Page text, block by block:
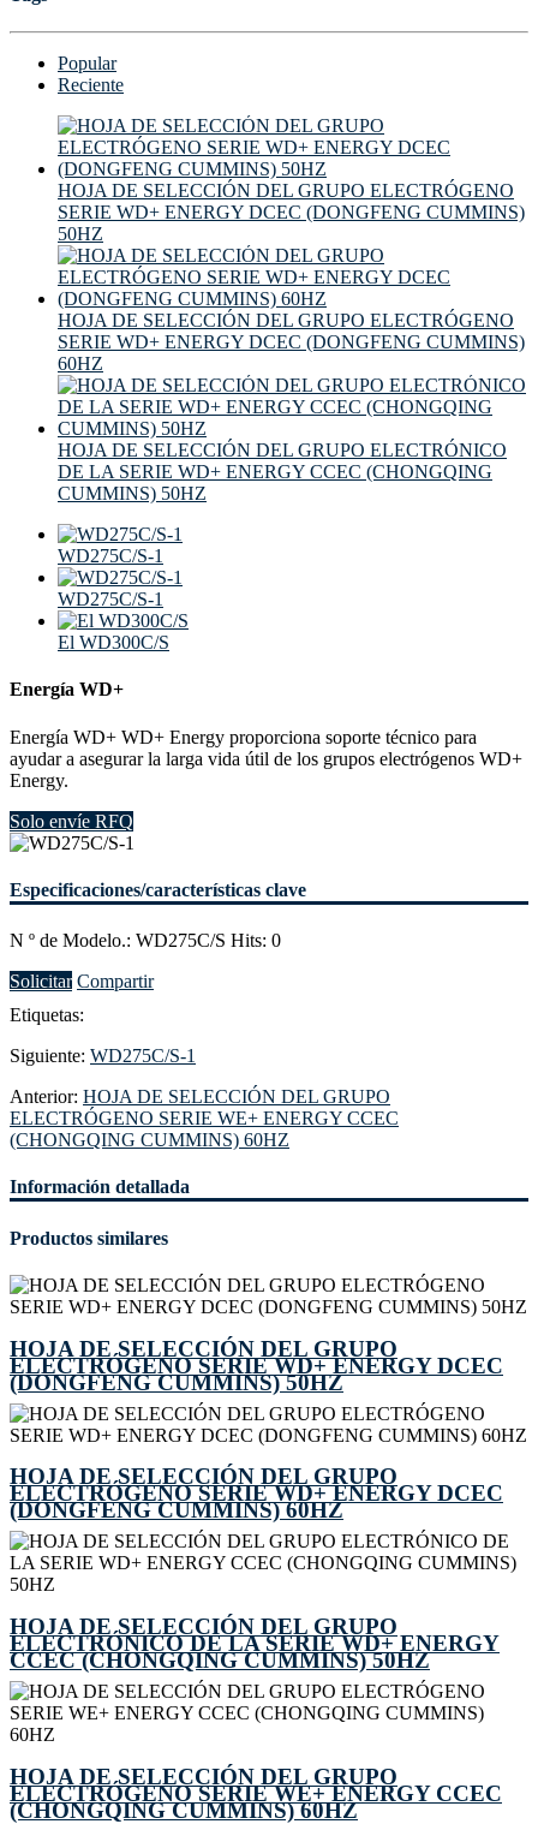
Popular
Reciente
HOJA DE SELECCIÓN DEL GRUPO ELECTRÓGENO
SERIE WD+ ENERGY DCEC (DONGFENG CUMMINS)
50HZ
HOJA DE SELECCIÓN DEL GRUPO ELECTRÓGENO
SERIE WD+ ENERGY DCEC (DONGFENG CUMMINS)
60HZ
HOJA DE SELECCIÓN DEL GRUPO ELECTRÓNICO
DE LA SERIE WD+ ENERGY CCEC (CHONGQING
CUMMINS) 50HZ
WD275C/S-1
WD275C/S-1
El WD300C/S
Energía WD+
Energía WD+ WD+ Energy proporciona soporte técnico para
ayudar a asegurar la larga vida útil de los grupos electrógenos WD+
Energy.
Solo envíe RFQ
Especificaciones/características clave
N º de Modelo.: WD275C/S Hits: 0
Solicitar Compartir
Etiquetas:
Siguiente: WD275C/S-1
Anterior: HOJA DE SELECCIÓN DEL GRUPO
ELECTRÓGENO SERIE WE+ ENERGY CCEC
(CHONGQING CUMMINS) 60HZ
Información detallada
Productos similares
HOJA DE SELECCIÓN DEL GRUPO
ELECTRÓGENO SERIE WD+ ENERGY DCEC
(DONGFENG CUMMINS) 50HZ
HOJA DE SELECCIÓN DEL GRUPO
ELECTRÓGENO SERIE WD+ ENERGY DCEC
(DONGFENG CUMMINS) 60HZ
HOJA DE SELECCIÓN DEL GRUPO
ELECTRÓNICO DE LA SERIE WD+ ENERGY
CCEC (CHONGQING CUMMINS) 50HZ
HOJA DE SELECCIÓN DEL GRUPO
ELECTRÓGENO SERIE WE+ ENERGY CCEC
(CHONGQING CUMMINS) 60HZ